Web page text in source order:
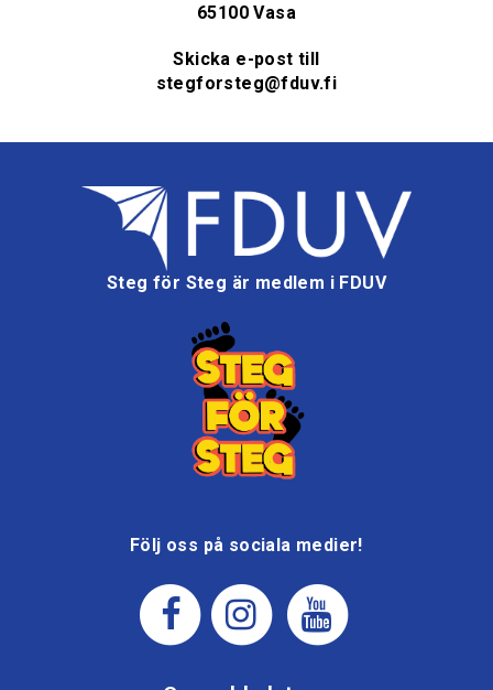
65100 Vasa
Skicka e-post till
stegforsteg@fduv.fi
Steg för Steg är medlem i FDUV
Följ oss på sociala medier!